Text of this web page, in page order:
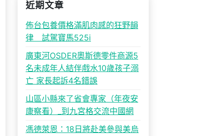
近期文章
佈台包養價格滿肌肉感的狂野韻
律 試駕寶馬525i
廣東河OSDER奧斯德零件商源5
名未成年人結伴戲水10歲孩子溺
亡 家長起訴4名錯誤
山區小縣來了省會專家（年夜安
康察看）_到九宮格交流中國網
馮德萊恩：18日將赴美參與美烏